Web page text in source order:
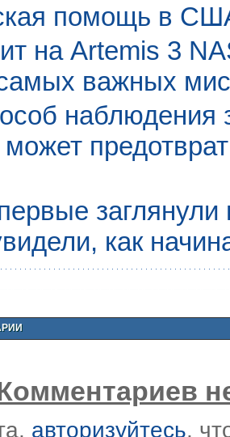
помощь в
на Artemis 3
важных
наблюдения
как
авторизуйтесь,